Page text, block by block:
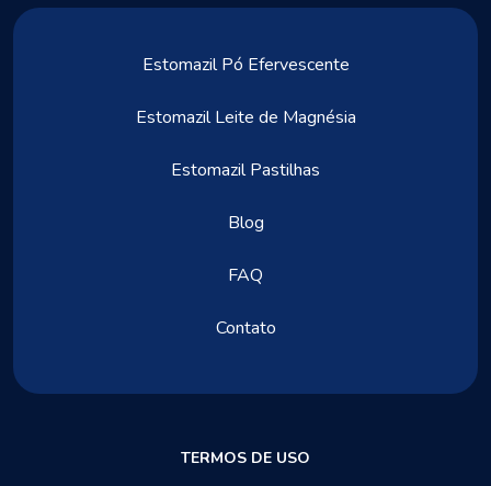
Estomazil Pó Efervescente
Estomazil Leite de Magnésia
Estomazil Pastilhas
Blog
FAQ
Contato
TERMOS DE USO